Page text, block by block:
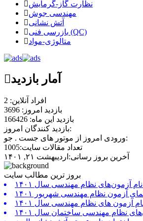
نظارت گاز-گرمایش
مهندسی جوش
آتش نشانی
بازرسی فنی (QC)
متالوژی-مواد
آمار بازدید
افراد آنلاین: 2
بازدید امروز: 3696
بازدید این ماه: 166426
بازدید کنندگان امروز:
ورودی امروز از موتور های جست . جو:
تعداد مقالات سایت:1005
آخرین بروز رسانی:اردیبهشت ۲۱, ۱۴۰۱
بروز ترین مطالب سایت
آزمون‌های نظام مهندسی سال ۱۴۰۱
آزمون نظام مهندسی شهریور ۱۴۰۱
آزمون های نظام مهندسی سال ۱۴۰۱
نظام مهندسی ساختمان سال ۱۴۰۱